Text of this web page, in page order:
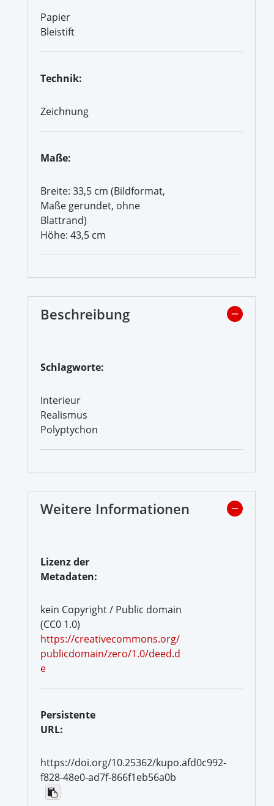
Papier
Bleistift
Technik:
Zeichnung
Maße:
Breite: 33,5 cm (Bildformat,
Maße gerundet, ohne
Blattrand)
Höhe: 43,5 cm
Beschreibung
Schlagworte:
Interieur
Realismus
Polyptychon
Weitere Informationen
Lizenz der
Metadaten:
kein Copyright / Public domain
(CC0 1.0)
https://creativecommons.org/
publicdomain/zero/1.0/deed.d
e
Persistente
URL:
https://doi.org/10.25362/kupo.afd0c992-
f828-48e0-ad7f-866f1eb56a0b